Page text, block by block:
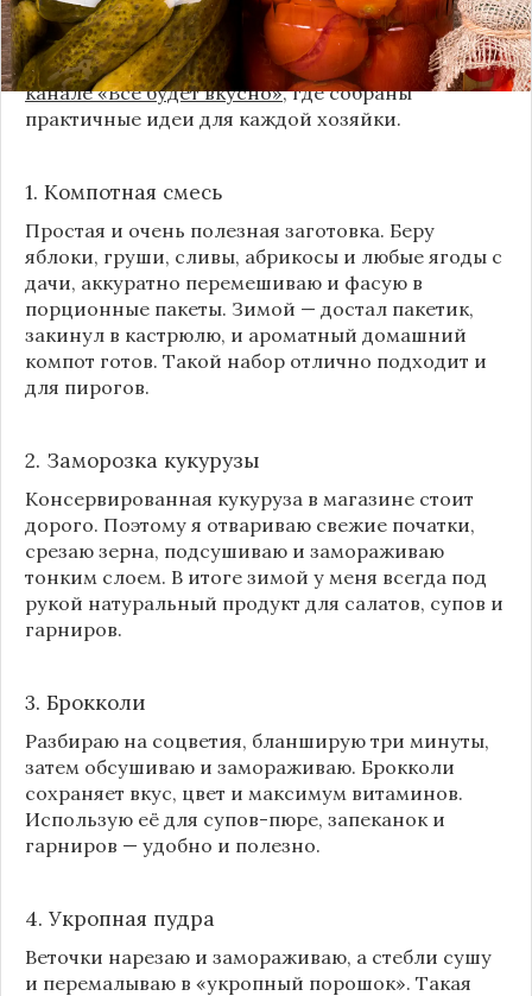
Сегодня я делюсь своими любимыми рецептами
без банок и долгих стерилизаций. Подробнее и с
пошаговыми инструкциями их можно найти на
канале «Все будет вкусно», где собраны
практичные идеи для каждой хозяйки.
1. Компотная смесь
Простая и очень полезная заготовка. Беру
яблоки, груши, сливы, абрикосы и любые ягоды с
дачи, аккуратно перемешиваю и фасую в
порционные пакеты. Зимой — достал пакетик,
закинул в кастрюлю, и ароматный домашний
компот готов. Такой набор отлично подходит и
для пирогов.
2. Заморозка кукурузы
Консервированная кукуруза в магазине стоит
дорого. Поэтому я отвариваю свежие початки,
срезаю зерна, подсушиваю и замораживаю
тонким слоем. В итоге зимой у меня всегда под
рукой натуральный продукт для салатов, супов и
гарниров.
3. Брокколи
Разбираю на соцветия, бланширую три минуты,
затем обсушиваю и замораживаю. Брокколи
сохраняет вкус, цвет и максимум витаминов.
Использую её для супов-пюре, запеканок и
гарниров — удобно и полезно.
4. Укропная пудра
Веточки нарезаю и замораживаю, а стебли сушу
и перемалываю в «укропный порошок». Такая